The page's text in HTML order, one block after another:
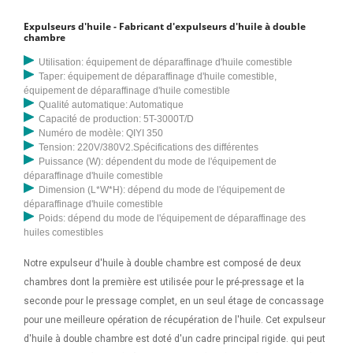
Expulseurs d'huile - Fabricant d'expulseurs d'huile à double
chambre
Utilisation: équipement de déparaffinage d'huile comestible
Taper: équipement de déparaffinage d'huile comestible,
équipement de déparaffinage d'huile comestible
Qualité automatique: Automatique
Capacité de production: 5T-3000T/D
Numéro de modèle: QIYI 350
Tension: 220V/380V2.Spécifications des différentes
Puissance (W): dépendent du mode de l'équipement de
déparaffinage d'huile comestible
Dimension (L*W*H): dépend du mode de l'équipement de
déparaffinage d'huile comestible
Poids: dépend du mode de l'équipement de déparaffinage des
huiles comestibles
Notre expulseur d'huile à double chambre est composé de deux
chambres dont la première est utilisée pour le pré-pressage et la
seconde pour le pressage complet, en un seul étage de concassage
pour une meilleure opération de récupération de l'huile. Cet expulseur
d'huile à double chambre est doté d'un cadre principal rigide. qui peut